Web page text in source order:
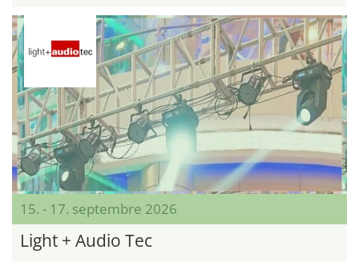
15. - 17. septembre 2026
Light + Audio Tec